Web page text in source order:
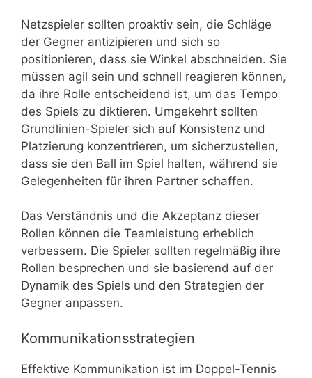
Netzspieler sollten proaktiv sein, die Schläge
der Gegner antizipieren und sich so
positionieren, dass sie Winkel abschneiden. Sie
müssen agil sein und schnell reagieren können,
da ihre Rolle entscheidend ist, um das Tempo
des Spiels zu diktieren. Umgekehrt sollten
Grundlinien-Spieler sich auf Konsistenz und
Platzierung konzentrieren, um sicherzustellen,
dass sie den Ball im Spiel halten, während sie
Gelegenheiten für ihren Partner schaffen.
Das Verständnis und die Akzeptanz dieser
Rollen können die Teamleistung erheblich
verbessern. Die Spieler sollten regelmäßig ihre
Rollen besprechen und sie basierend auf der
Dynamik des Spiels und den Strategien der
Gegner anpassen.
Kommunikationsstrategien
Effektive Kommunikation ist im Doppel-Tennis